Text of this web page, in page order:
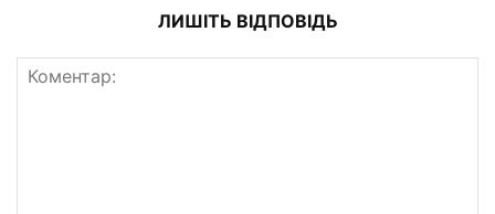
ЛИШІТЬ ВІДПОВІДЬ